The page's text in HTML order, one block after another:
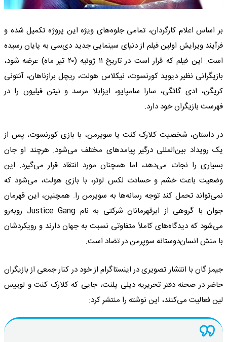
بر اساس اعلام کارگردان، تمامی جلوه‌های ویژه این پروژه تکمیل شده و
فرآیند ویرایش اولین فیلم از دنیای سینمایی جدید دی‌سی به پایان رسیده
است. این فیلم که قرار است در تاریخ ۱۱ ژوئیه (۲۰ تیر ماه) عرضه شود،
بازیگرانی نظیر دیوید کورنسوت، نیکلاس هولت، ریچل برازناهان، آنتونی
کریگن، ادی گاتگی، سارا سامپایو، ایزابلا مرسد و نیتن فیلیون را در
فهرست بازیگران خود دارد.
در داستان، شخصیت کلارک کنت یا سوپرمن، با بازی کورنسوت، پس از
یک رویداد بین‌المللی درگیر پیامدهای مختلف می‌شود. هرچند او جان
بسیاری را نجات می‌دهد، اما همچنان مورد انتقاد قرار می‌گیرد. این
وضعیت باعث خشم و حسادت لکس لوتر، با بازی هولت، می‌شود که
نمی‌تواند تحمل کند توجه رسانه‌ها به سوپرمن را. همچنین، این قهرمان
جوان با گروهی از ابرقهرمانان شرکتی به نام Justice Gang روبه‌رو
می‌شود که دیدگاه‌های کاملاً متفاوتی نسبت به جهان دارند و رویکردشان
با منش انسان‌دوستانه سوپرمن در تضاد است.
جیمز گان با انتشار تصویری در اینستاگرام از خود در کنار جمعی از بازیگران
حاضر در صحنه دفتر تحریریه دیلی پلنت، جایی که کلارک کنت و لوییس
لین فعالیت می‌کنند، این نوشته را منتشر کرد: